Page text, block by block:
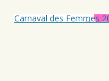
Carnaval des Femmes